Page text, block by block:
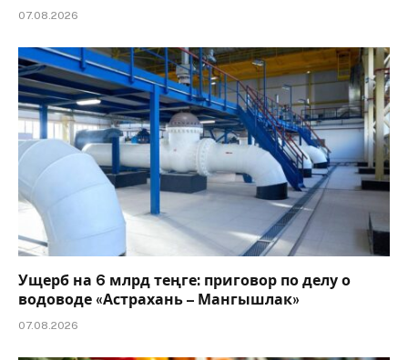
07.08.2026
Ущерб на 6 млрд теңге: приговор по делу о
водоводе «Астрахань – Мангышлак»
07.08.2026